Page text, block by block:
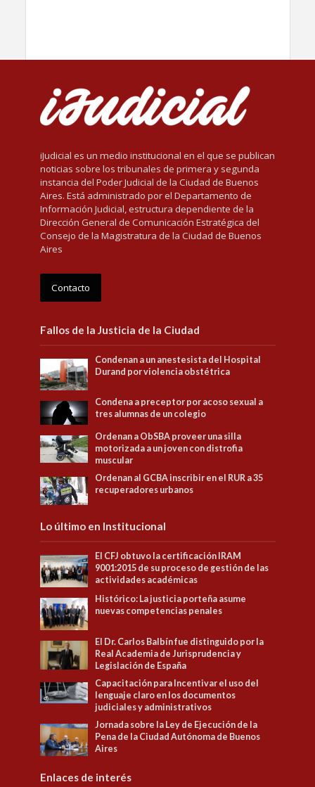
iJudicial es un medio institucional en el que se publican
noticias sobre los tribunales de primera y segunda
instancia del Poder Judicial de la Ciudad de Buenos
Aires. Está administrado por el Departamento de
Información Judicial, estructura dependiente de la
Dirección General de Comunicación Estratégica del
Consejo de la Magistratura de la Ciudad de Buenos
Aires
Contacto
Fallos de la Justicia de la Ciudad
Condenan a un anestesista del Hospital
Durand por violencia obstétrica
Condena a preceptor por acoso sexual a
tres alumnas de un colegio
Ordenan a ObSBA proveer una silla
motorizada a un joven con distrofia
muscular
Ordenan al GCBA inscribir en el RUR a 35
recuperadores urbanos
Lo último en Institucional
El CFJ obtuvo la certificación IRAM
9001:2015 de su proceso de gestión de las
actividades académicas
Histórico: La justicia porteña asume
nuevas competencias penales
El Dr. Carlos Balbín fue distinguido por la
Real Academia de Jurisprudencia y
Legislación de España
Capacitación para Incentivar el uso del
lenguaje claro en los documentos
judiciales y administrativos
Jornada sobre la Ley de Ejecución de la
Pena de la Ciudad Autónoma de Buenos
Aires
Enlaces de interés